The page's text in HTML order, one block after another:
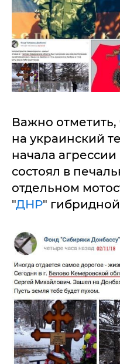
Важно отметить,
на украинский
начала
состоял в
отдельном
"ДНР"